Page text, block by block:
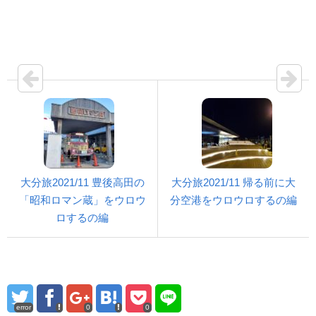
大分旅2021/11 豊後高田の
「昭和ロマン蔵」をウロウ
ロするの編
大分旅2021/11 帰る前に大
分空港をウロウロするの編
error 0 0